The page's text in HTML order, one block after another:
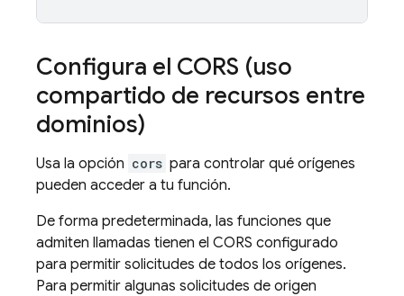
Configura el CORS (uso
compartido de recursos entre
dominios)
Usa la opción cors para controlar qué orígenes
pueden acceder a tu función.
De forma predeterminada, las funciones que
admiten llamadas tienen el CORS configurado
para permitir solicitudes de todos los orígenes.
Para permitir algunas solicitudes de origen